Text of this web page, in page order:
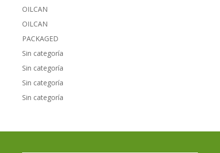
OILCAN
OILCAN
PACKAGED
Sin categoría
Sin categoría
Sin categoría
Sin categoría